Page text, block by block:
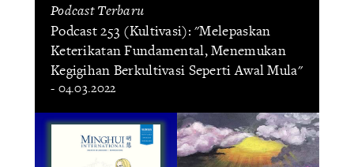
Podcast Terbaru
Podcast 253 (Kultivasi): "Melepaskan
Keterikatan Fundamental, Menemukan
Kegigihan Berkultivasi Seperti Awal Mula"
- 04.03.2022